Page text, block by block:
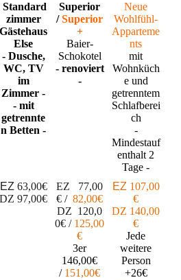
Standard
zimmer
Gästehaus
Else
- Dusche,
WC, TV
im
Zimmer -
- mit
getrennte
n Betten -
Superior
/Superior
+
Baier-
Schokotel
- renoviert
-
Neue
Wohlfühl-
Apparteme
nts
mit
Wohnküch
e und
getrenntem
Schlafberei
ch
-
Mindestauf
enthalt 2
Tage -
EZ 63,00€
DZ 97,00€
EZ 77,00
€ / 82,00€
DZ 120,0
0€ / 1 25,00
€
3er
146,00€
/ 151,00€
EZ 107,00
€
DZ 140,00
€
Jede
weitere
Person
+26€